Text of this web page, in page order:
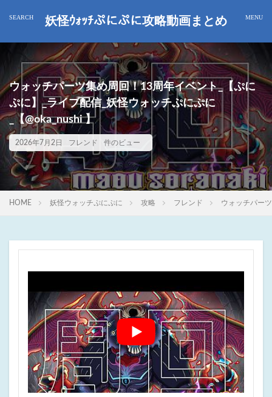
妖怪ｳｫｯﾁぷにぷに攻略動画まとめ
ウォッチパーツ集め周回！13周年イベント_【ぷに
ぷに】_ライブ配信_妖怪ウォッチぷにぷに
_【@oka_nushi 】
2026年7月2日 フレンド 件のビュー
HOME 妖怪ウォッチぷにぷに 攻略 フレンド ウォッチパー